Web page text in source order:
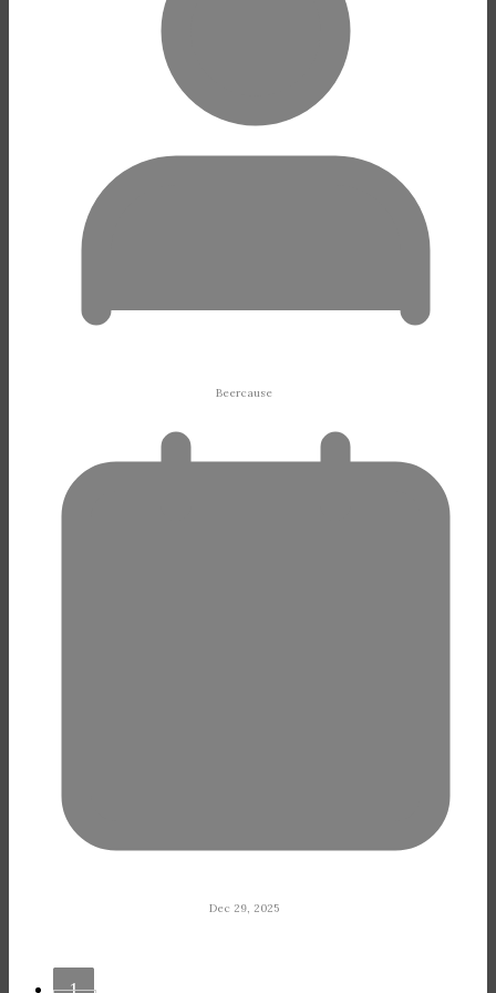
Beercause
Dec 29, 2025
1